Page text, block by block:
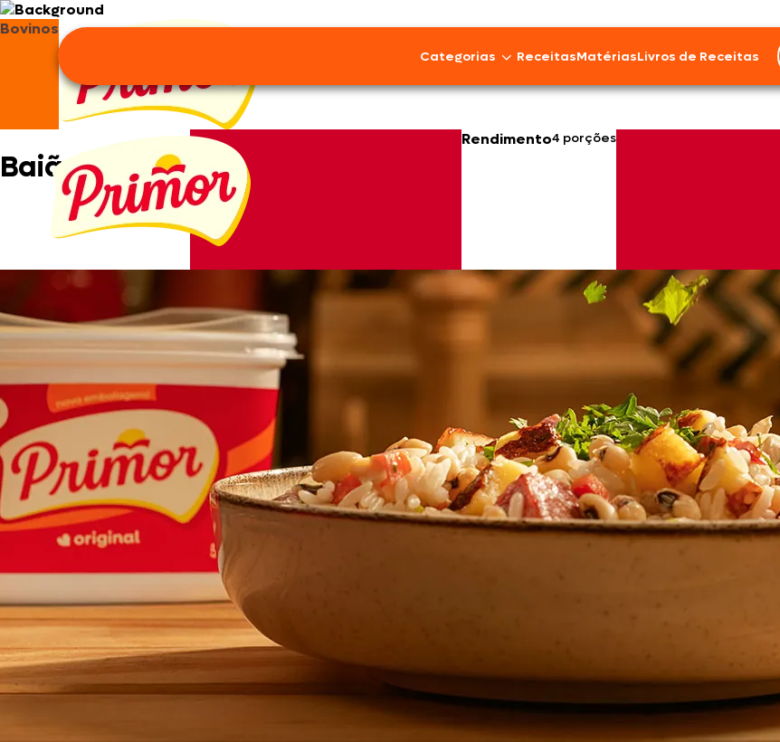
Categorias
Frios e Embutidos
100% Vegetal
Doces, Bolos e Sobremesas
Pães e Massas
Bebidas
ReceitasMatériasLivros de Receitas
Bovinos
Baião de Dois
Rendimento4 porções